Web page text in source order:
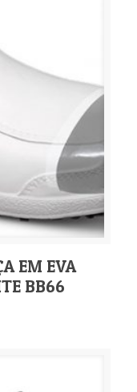
EM EVA
BB66